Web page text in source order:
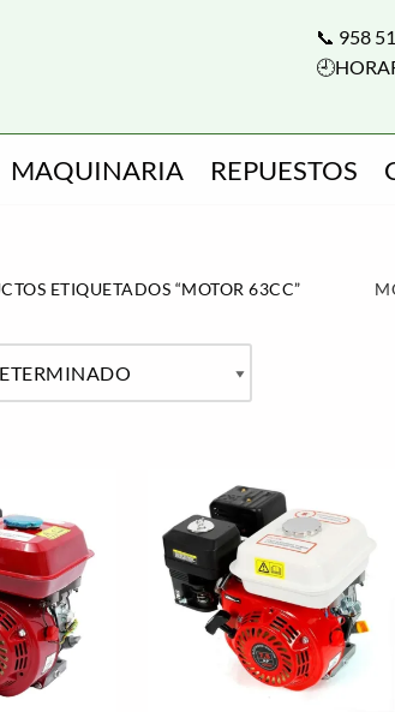
📞 958
MAQUINARIA REPUESTOS
ETIQUETADOS “MOTOR 63CC”